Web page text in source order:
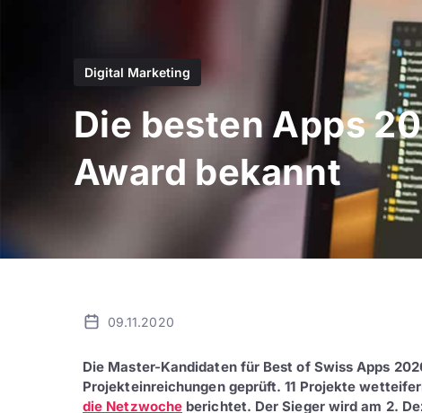
Digital Marketing
Die besten Apps
Award bekannt
09.11.2020
Die Master-Kandidaten für Best of Swiss Apps
Projekteinreichungen geprüft. 11 Projekte
die Netzwoche berichtet. Der Sieger wird am 2.